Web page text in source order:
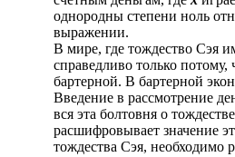
однородны степени ноль
выражении.
В мире, где тождество Сэя
справедливо только
бартерной. В бартерной
Введение в рассмотрение
вся эта болтовня о
расшифровывает значение
тождества Сэя, необходимо